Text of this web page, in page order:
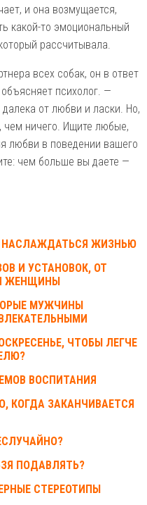
и она возмущается,
какой-то эмоциональный
рассчитывала.
всех собак, он в ответ
психолог. —
от любви и ласки. Но,
чем ничего. Ищите любые,
любви в поведении вашего
чем больше вы даете —
НАСЛАЖДАТЬСЯ ЖИЗНЬЮ
И УСТАНОВОК, ОТ
ЖЕНЩИНЫ
МУЖЧИНЫ
ЧТОБЫ ЛЕГЧЕ
ВОСПИТАНИЯ
КОГДА ЗАКАНЧИВАЕТСЯ
ПОДАВЛЯТЬ?
СТЕРЕОТИПЫ